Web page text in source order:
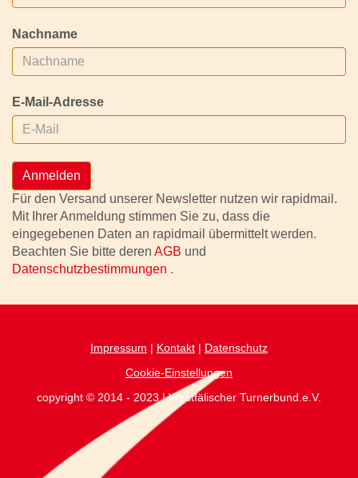
Nachname
E-Mail-Adresse
Anmelden
Für den Versand unserer Newsletter nutzen wir rapidmail.
Mit Ihrer Anmeldung stimmen Sie zu, dass die
eingegebenen Daten an rapidmail übermittelt werden.
Beachten Sie bitte deren AGB und
Datenschutzbestimmungen .
Impressum | Kontakt | Datenschutz
Cookie-Einstellungen
copyright © 2014 - 2023 | Westfälischer Turnerbund.e.V.